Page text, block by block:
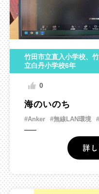
竹田市立直入小学校、
立白丹小学校6年
0
海のいのち
#Anker #無線LAN環境
詳し